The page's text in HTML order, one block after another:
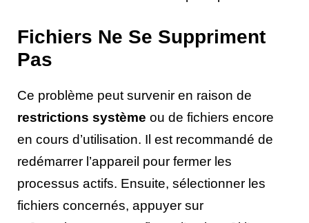
Fichiers Ne Se Suppriment
Pas
Ce problème peut survenir en raison de
restrictions système ou de fichiers encore
en cours d’utilisation. Il est recommandé de
redémarrer l’appareil pour fermer les
processus actifs. Ensuite, sélectionner les
fichiers concernés, appuyer sur